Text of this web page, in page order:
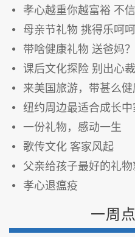
孝心越重你越富裕 不
母亲节礼物 挑得乐呵呵
带啥健康礼物 送爸妈？
课后文化探险 别出心裁
来美国旅游，带甚么健
纽约周边最适合成长
一份礼物，感动一生
歌传文化 客家风起
父亲给孩子最好的礼物就
孝心退瘟疫
一周